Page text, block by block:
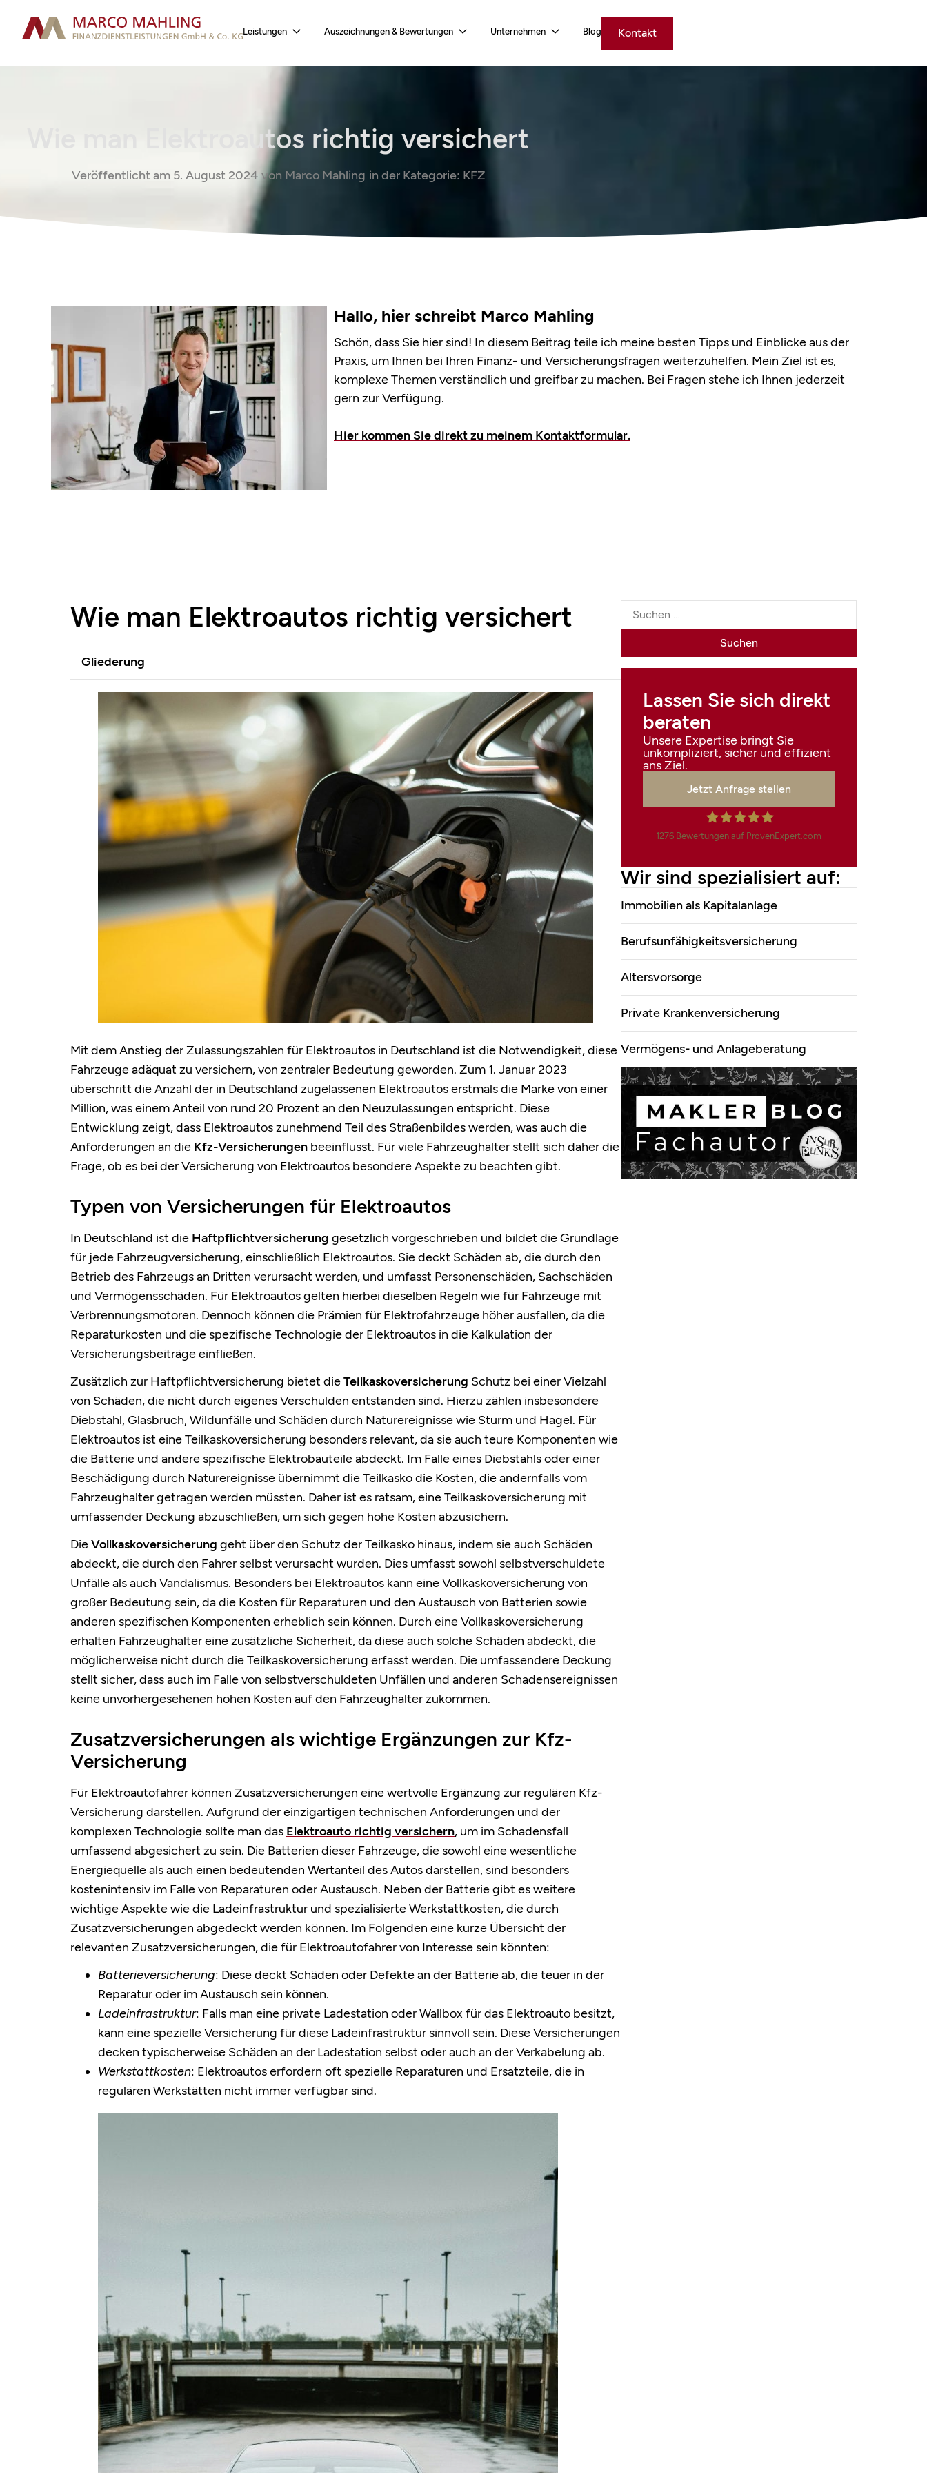
Leistungen Auszeichnungen & Bewertungen Unternehmen Blog Kontakt
Wie man Elektroautos richtig versichert
Veröffentlicht am 5. August 2024 von Marco Mahling in der Kategorie: KFZ
Hallo, hier schreibt Marco Mahling
Schön, dass Sie hier sind! In diesem Beitrag teile ich meine besten Tipps und Einblicke aus der
Praxis, um Ihnen bei Ihren Finanz- und Versicherungsfragen weiterzuhelfen. Mein Ziel ist es,
komplexe Themen verständlich und greifbar zu machen. Bei Fragen stehe ich Ihnen jederzeit
gern zur Verfügung.
Hier kommen Sie direkt zu meinem Kontaktformular.
Wie man Elektroautos richtig versichert
Gliederung
Mit dem Anstieg der Zulassungszahlen für Elektroautos in Deutschland ist die Notwendigkeit, diese
Fahrzeuge adäquat zu versichern, von zentraler Bedeutung geworden. Zum 1. Januar 2023
überschritt die Anzahl der in Deutschland zugelassenen Elektroautos erstmals die Marke von einer
Million, was einem Anteil von rund 20 Prozent an den Neuzulassungen entspricht. Diese
Entwicklung zeigt, dass Elektroautos zunehmend Teil des Straßenbildes werden, was auch die
Anforderungen an die Kfz-Versicherungen beeinflusst. Für viele Fahrzeughalter stellt sich daher die
Frage, ob es bei der Versicherung von Elektroautos besondere Aspekte zu beachten gibt.
Typen von Versicherungen für Elektroautos
In Deutschland ist die Haftpflichtversicherung gesetzlich vorgeschrieben und bildet die Grundlage
für jede Fahrzeugversicherung, einschließlich Elektroautos. Sie deckt Schäden ab, die durch den
Betrieb des Fahrzeugs an Dritten verursacht werden, und umfasst Personenschäden, Sachschäden
und Vermögensschäden. Für Elektroautos gelten hierbei dieselben Regeln wie für Fahrzeuge mit
Verbrennungsmotoren. Dennoch können die Prämien für Elektrofahrzeuge höher ausfallen, da die
Reparaturkosten und die spezifische Technologie der Elektroautos in die Kalkulation der
Versicherungsbeiträge einfließen.
Zusätzlich zur Haftpflichtversicherung bietet dieTeilkaskoversicherung Schutz bei einer Vielzahl
von Schäden, die nicht durch eigenes Verschulden entstanden sind. Hierzu zählen insbesondere
Diebstahl, Glasbruch, Wildunfälle und Schäden durch Naturereignisse wie Sturm und Hagel. Für
Elektroautos ist eine Teilkaskoversicherung besonders relevant, da sie auch teure Komponenten wie
die Batterie und andere spezifische Elektrobauteile abdeckt. Im Falle eines Diebstahls oder einer
Beschädigung durch Naturereignisse übernimmt die Teilkasko die Kosten, die andernfalls vom
Fahrzeughalter getragen werden müssten. Daher ist es ratsam, eine Teilkaskoversicherung mit
umfassender Deckung abzuschließen, um sich gegen hohe Kosten abzusichern.
DieVollkaskoversicherung geht über den Schutz der Teilkasko hinaus, indem sie auch Schäden
abdeckt, die durch den Fahrer selbst verursacht wurden. Dies umfasst sowohl selbstverschuldete
Unfälle als auch Vandalismus. Besonders bei Elektroautos kann eine Vollkaskoversicherung von
großer Bedeutung sein, da die Kosten für Reparaturen und den Austausch von Batterien sowie
anderen spezifischen Komponenten erheblich sein können. Durch eine Vollkaskoversicherung
erhalten Fahrzeughalter eine zusätzliche Sicherheit, da diese auch solche Schäden abdeckt, die
möglicherweise nicht durch die Teilkaskoversicherung erfasst werden. Die umfassendere Deckung
stellt sicher, dass auch im Falle von selbstverschuldeten Unfällen und anderen Schadensereignissen
keine unvorhergesehenen hohen Kosten auf den Fahrzeughalter zukommen.
Zusatzversicherungen als wichtige Ergänzungen zur Kfz-
Versicherung
Für Elektroautofahrer können Zusatzversicherungen eine wertvolle Ergänzung zur regulären Kfz-
Versicherung darstellen. Aufgrund der einzigartigen technischen Anforderungen und der
komplexen Technologie sollte man das Elektroauto richtig versichern, um im Schadensfall
umfassend abgesichert zu sein. Die Batterien dieser Fahrzeuge, die sowohl eine wesentliche
Energiequelle als auch einen bedeutenden Wertanteil des Autos darstellen, sind besonders
kostenintensiv im Falle von Reparaturen oder Austausch. Neben der Batterie gibt es weitere
wichtige Aspekte wie die Ladeinfrastruktur und spezialisierte Werkstattkosten, die durch
Zusatzversicherungen abgedeckt werden können. Im Folgenden eine kurze Übersicht der
relevanten Zusatzversicherungen, die für Elektroautofahrer von Interesse sein könnten:
Batterieversicherung: Diese deckt Schäden oder Defekte an der Batterie ab, die teuer in der
Reparatur oder im Austausch sein können.
Ladeinfrastruktur: Falls man eine private Ladestation oder Wallbox für das Elektroauto besitzt,
kann eine spezielle Versicherung für diese Ladeinfrastruktur sinnvoll sein. Diese Versicherungen
decken typischerweise Schäden an der Ladestation selbst oder auch an der Verkabelung ab.
Werkstattkosten: Elektroautos erfordern oft spezielle Reparaturen und Ersatzteile, die in
regulären Werkstätten nicht immer verfügbar sind.
Lassen Sie sich direkt
beraten
Unsere Expertise bringt Sie
unkompliziert, sicher und effizient
ans Ziel.
Jetzt Anfrage stellen
&Co.KG
1276 Bewertungen auf ProvenExpert.com
Wir sind spezialisiert auf:
Immobilien als Kapitalanlage
Berufsunfähigkeitsversicherung
Altersvorsorge
Private Krankenversicherung
Vermögens- und Anlageberatung